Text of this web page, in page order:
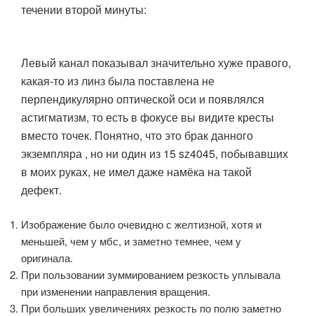
течении второй минуты:
Левый канал показывал значительно хуже правого,
какая-то из линз была поставлена не
перпендикулярно оптической оси и появлялся
астигматизм, то есть в фокусе вы видите кресты
вместо точек. Понятно, что это брак данного
экземпляра , но ни один из 15 sz4045, побывавших
в моих руках, не имел даже намёка на такой
дефект.
Изображение было очевидно с желтизной, хотя и
меньшей, чем у мбс, и заметно темнее, чем у
оригинала.
При пользовании зуммированием резкость уплывала
при изменении направления вращения.
При больших увеличениях резкость по полю заметно